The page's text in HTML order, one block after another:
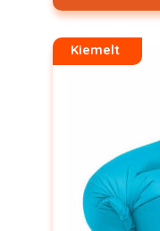
Kiemelt